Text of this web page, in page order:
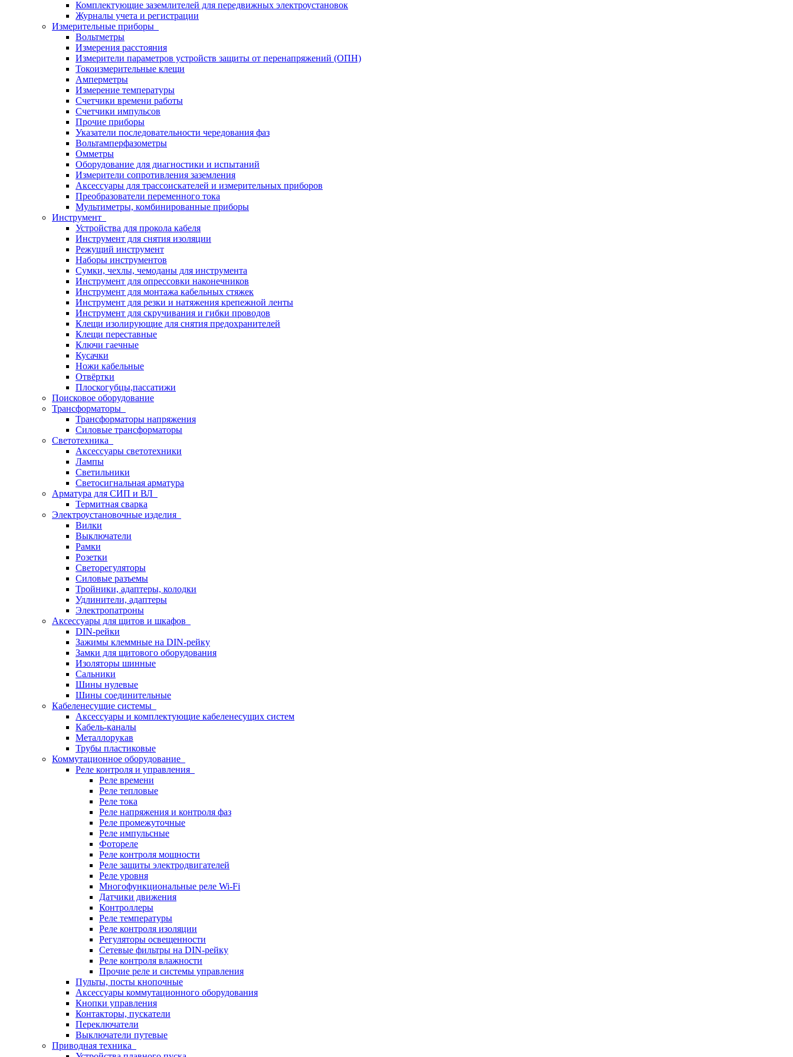
Комплектующие заземлителей для передвижных электроустановок
Журналы учета и регистрации
Измерительные приборы
Вольтметры
Измерения расстояния
Измерители параметров устройств защиты от перенапряжений (ОПН)
Токоизмерительные клещи
Амперметры
Измерение температуры
Счетчики времени работы
Счетчики импульсов
Прочие приборы
Указатели последовательности чередования фаз
Вольтамперфазометры
Омметры
Оборудование для диагностики и испытаний
Измерители сопротивления заземления
Аксессуары для трассоискателей и измерительных приборов
Преобразователи переменного тока
Мультиметры, комбинированные приборы
Инструмент
Устройства для прокола кабеля
Инструмент для снятия изоляции
Режущий инструмент
Наборы инструментов
Сумки, чехлы, чемоданы для инструмента
Инструмент для опрессовки наконечников
Инструмент для монтажа кабельных стяжек
Инструмент для резки и натяжения крепежной ленты
Инструмент для скручивания и гибки проводов
Клещи изолирующие для снятия предохранителей
Клещи переставные
Ключи гаечные
Кусачки
Ножи кабельные
Отвёртки
Плоскогубцы,пассатижи
Поисковое оборудование
Трансформаторы
Трансформаторы напряжения
Силовые трансформаторы
Светотехника
Аксессуары светотехники
Лампы
Светильники
Светосигнальная арматура
Арматура для СИП и ВЛ
Термитная сварка
Электроустановочные изделия
Вилки
Выключатели
Рамки
Розетки
Светорегуляторы
Силовые разъемы
Тройники, адаптеры, колодки
Удлинители, адаптеры
Электропатроны
Аксессуары для щитов и шкафов
DIN-рейки
Зажимы клеммные на DIN-рейку
Замки для щитового оборудования
Изоляторы шинные
Сальники
Шины нулевые
Шины соединительные
Кабеленесущие системы
Аксессуары и комплектующие кабеленесущих систем
Кабель-каналы
Металлорукав
Трубы пластиковые
Коммутационное оборудование
Реле контроля и управления
Реле времени
Реле тепловые
Реле тока
Реле напряжения и контроля фаз
Реле промежуточные
Реле импульсные
Фотореле
Реле контроля мощности
Реле защиты электродвигателей
Реле уровня
Многофункциональные реле Wi-Fi
Датчики движения
Контроллеры
Реле температуры
Реле контроля изоляции
Регуляторы освещенности
Сетевые фильтры на DIN-рейку
Реле контроля влажности
Прочие реле и системы управления
Пульты, посты кнопочные
Аксессуары коммутационного оборудования
Кнопки управления
Контакторы, пускатели
Переключатели
Выключатели путевые
Приводная техника